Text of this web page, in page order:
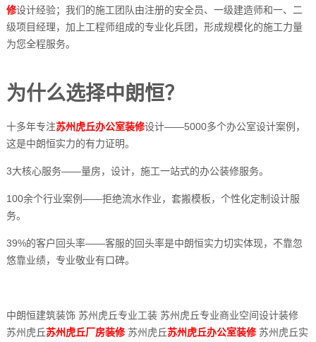
修设计经验；我们的施工团队由注册的安全员、一级建造师和一、二
级项目经理，加上工程师组成的专业化兵团，形成规模化的施工力量
为您全程服务。
为什么选择中朗恒？
十多年专注苏州虎丘办公室装修设计——5000多个办公室设计案例，
这是中朗恒实力的有力证明。
3大核心服务——量房，设计，施工一站式的办公装修服务。
100余个行业案例——拒绝流水作业，套搬模板，个性化定制设计服
务。
39%的客户回头率——客服的回头率是中朗恒实力切实体现，不靠忽
悠靠业绩，专业敬业有口碑。
中朗恒建筑装饰 苏州虎丘专业工装 苏州虎丘专业商业空间设计装修
苏州虎丘苏州虎丘厂房装修苏州虎丘苏州虎丘办公室装修苏州虎丘实